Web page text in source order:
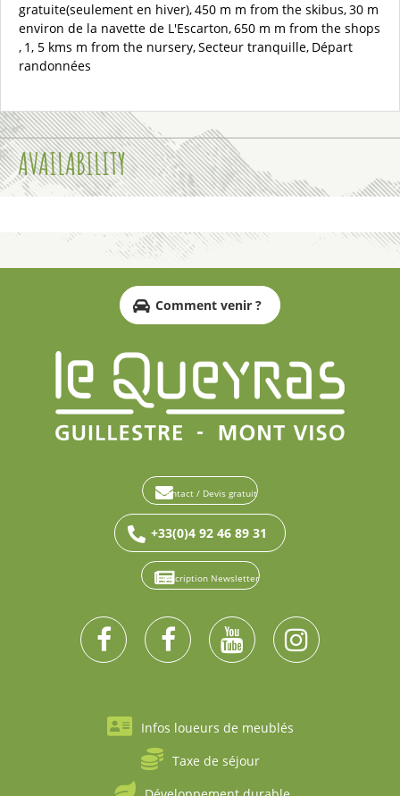
gratuite(seulement en hiver) 450 m m from the skibus 30 m
environ de la navette de L'Escarton 650 m m from the shops
1, 5 kms m from the nursery Secteur tranquille Départ
randonnées
AVAILABILITY
Comment venir ?
Contact / Devis gratuit
+33(0)4 92 46 89 31
Inscription Newsletter
Infos loueurs de meublés
Taxe de séjour